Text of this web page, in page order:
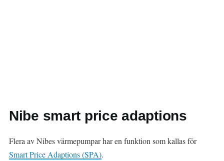
Nibe smart price adaptions
Flera av Nibes värmepumpar har en funktion som kallas för
Smart Price Adaptions (SPA).